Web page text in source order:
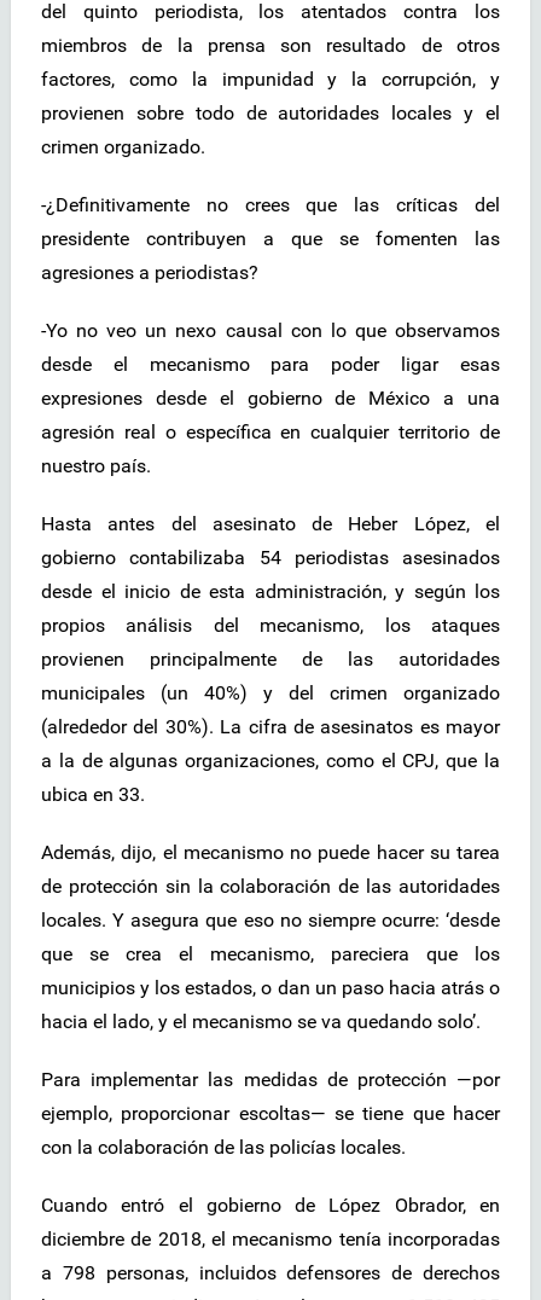
del quinto periodista, los atentados contra los
miembros de la prensa son resultado de otros
factores, como la impunidad y la corrupción, y
provienen sobre todo de autoridades locales y el
crimen organizado.
-¿Definitivamente no crees que las críticas del
presidente contribuyen a que se fomenten las
agresiones a periodistas?
-Yo no veo un nexo causal con lo que observamos
desde el mecanismo para poder ligar esas
expresiones desde el gobierno de México a una
agresión real o específica en cualquier territorio de
nuestro país.
Hasta antes del asesinato de Heber López, el
gobierno contabilizaba 54 periodistas asesinados
desde el inicio de esta administración, y según los
propios análisis del mecanismo, los ataques
provienen principalmente de las autoridades
municipales (un 40%) y del crimen organizado
(alrededor del 30%). La cifra de asesinatos es mayor
a la de algunas organizaciones, como el CPJ, que la
ubica en 33.
Además, dijo, el mecanismo no puede hacer su tarea
de protección sin la colaboración de las autoridades
locales. Y asegura que eso no siempre ocurre: ‘desde
que se crea el mecanismo, pareciera que los
municipios y los estados, o dan un paso hacia atrás o
hacia el lado, y el mecanismo se va quedando solo’.
Para implementar las medidas de protección —por
ejemplo, proporcionar escoltas— se tiene que hacer
con la colaboración de las policías locales.
Cuando entró el gobierno de López Obrador, en
diciembre de 2018, el mecanismo tenía incorporadas
a 798 personas, incluidos defensores de derechos